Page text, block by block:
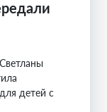
детей с